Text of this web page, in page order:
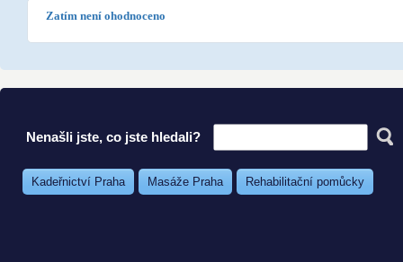
Zatím není ohodnoceno
Nenašli jste, co jste hledali?
Kadeřnictví Praha Masáže Praha Rehabilitační pomůcky